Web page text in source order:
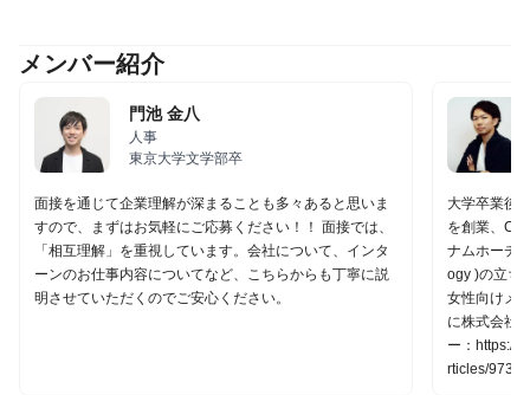
メンバー紹介
門池 金八
人事
東京大学文学部卒
面接を通じて企業理解が深まることも多々あると思いま
すので、まずはお気軽にご応募ください！！ 面接では、
「相互理解」を重視しています。会社について、インタ
ーンのお仕事内容についてなど、こちらからも丁寧に説
明させていただくのでご安心ください。
大学卒業後
を創業、
ナムホーチ
ogy )の立ち
女性向けメ
に株式会社
ー：https://
rticles/